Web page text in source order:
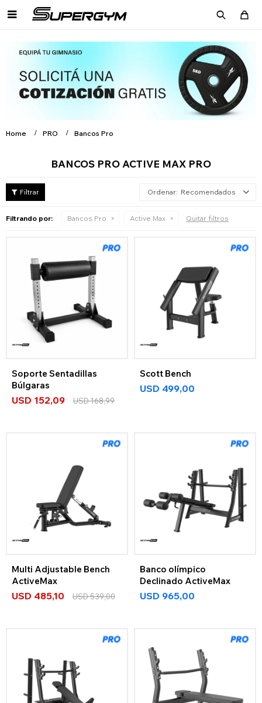

Home PRO Bancos Pro
BANCOS PRO ACTIVE MAX PRO
Recomendados
Filtrando por: Bancos Pro Active Max Quitar filtros
Soporte Sentadillas
Búlgaras
USD 152,09 USD168,99
Scott Bench
USD 499,00
Multi Adjustable Bench
ActiveMax
USD 485,10 USD539,00
Banco olímpico
Declinado ActiveMax
USD 965,00